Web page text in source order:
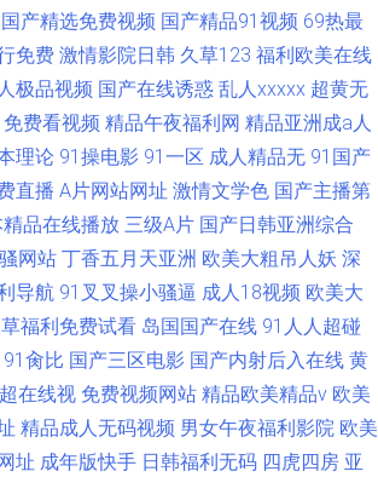
国产精选免费视频 国产精品91视频 69热最
免费 激情影院日韩 久草123 福利欧美在线
极品视频 国产在线诱惑 乱人xxxxx 超黄无
免费看视频 精品午夜福利网 精品亚洲成a人
理论 91操电影 91一区 成人精品无 91国产
直播 A片网站网址 激情文学色 国产主播第
精品在线播放 三级A片 国产日韩亚洲综合
网站 丁香五月天亚洲 欧美大粗吊人妖 深
导航 91叉叉操小骚逼 成人18视频 欧美大
福利免费试看 岛国国产在线 91人人超碰
91肏比 国产三区电影 国产内射后入在线 黄
在线视 免费视频网站 精品欧美精品v 欧美
精品成人无码视频 男女午夜福利影院 欧美
址 成年版快手 日韩福利无码 四虎四房 亚